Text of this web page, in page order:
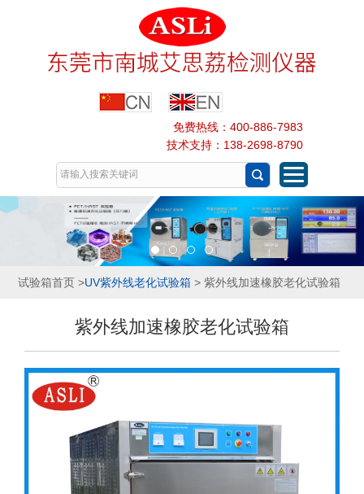
免费热线：400-886-7983
技术支持：138-2698-8790
试验箱首页>UV紫外线老化试验箱> 紫外线加速橡胶老化试验箱
紫外线加速橡胶老化试验箱